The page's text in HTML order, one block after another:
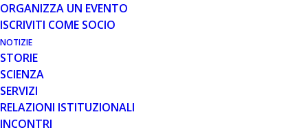
ORGANIZZA UN EVENTO
ISCRIVITI COME SOCIO
NOTIZIE
STORIE
SCIENZA
SERVIZI
RELAZIONI ISTITUZIONALI
INCONTRI
Potete scaricarla qui:
Guida_alle_agevolazioni_fiscali_per_le_persone_con_disabilita_febbraio-
2022